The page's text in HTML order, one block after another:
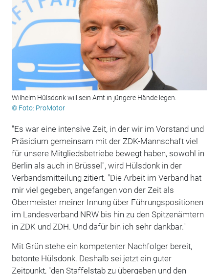
Wilhelm Hülsdonk will sein Amt in jüngere Hände legen.
© Foto: ProMotor
"Es war eine intensive Zeit, in der wir im Vorstand und
Präsidium gemeinsam mit der ZDK-Mannschaft viel
für unsere Mitgliedsbetriebe bewegt haben, sowohl in
Berlin als auch in Brüssel", wird Hülsdonk in der
Verbandsmitteilung zitiert. "Die Arbeit im Verband hat
mir viel gegeben, angefangen von der Zeit als
Obermeister meiner Innung über Führungspositionen
im Landesverband NRW bis hin zu den Spitzenämtern
in ZDK und ZDH. Und dafür bin ich sehr dankbar."
Mit Grün stehe ein kompetenter Nachfolger bereit,
betonte Hülsdonk. Deshalb sei jetzt ein guter
Zeitpunkt, "den Staffelstab zu übergeben und den